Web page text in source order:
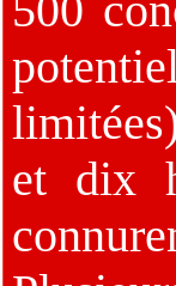
et dix